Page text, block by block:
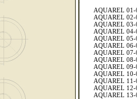
AQUAREL
AQUAREL
AQUAREL 03-
AQUAREL
AQUAREL 05-
AQUAREL
AQUAREL 07-
AQUAREL
AQUAREL
AQUAREL 10-
AQUAREL 11-
AQUAREL 12-
AQUAREL 13-